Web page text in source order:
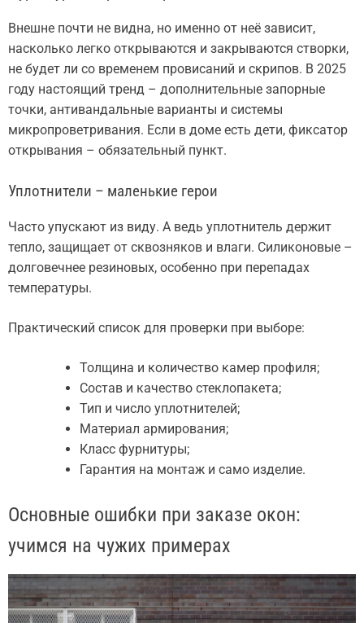
Внешне почти не видна, но именно от неё зависит,
насколько легко открываются и закрываются створки,
не будет ли со временем провисаний и скрипов. В 2025
году настоящий тренд – дополнительные запорные
точки, антивандальные варианты и системы
микропроветривания. Если в доме есть дети, фиксатор
открывания – обязательный пункт.
Уплотнители – маленькие герои
Часто упускают из виду. А ведь уплотнитель держит
тепло, защищает от сквозняков и влаги. Силиконовые –
долговечнее резиновых, особенно при перепадах
температуры.
Практический список для проверки при выборе:
Толщина и количество камер профиля;
Состав и качество стеклопакета;
Тип и число уплотнителей;
Материал армирования;
Класс фурнитуры;
Гарантия на монтаж и само изделие.
Основные ошибки при заказе окон:
учимся на чужих примерах